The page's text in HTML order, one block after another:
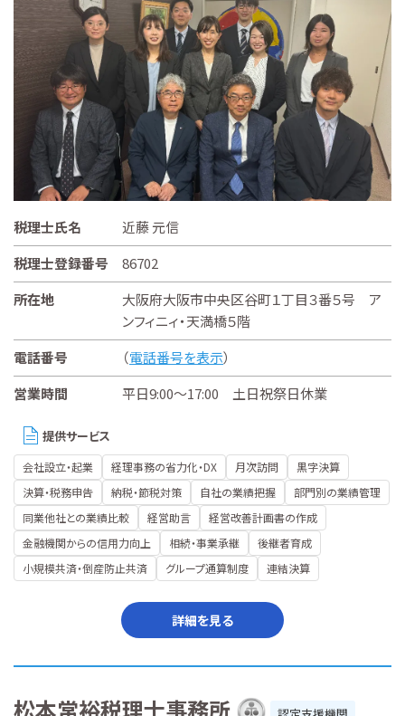
税理士氏名
近藤 元信
税理士登録番号
86702
所在地
大阪府大阪市中央区谷町１丁目３番５号 ア
ンフィニィ・天満橋５階
電話番号
（電話番号を表示）
営業時間
平日9:00～17:00 土日祝祭日休業
提供サービス
会社設立・起業 経理事務の省力化・DX 月次訪問
黒字決算
決算・税務申告
納税・節税対策 自社の業績把握
部門別の業績管理
同業他社との業績比較
経営助言
経営改善計画書の作成
金融機関からの信用力向上
相続・事業承継
後継者育成
小規模共済・倒産防止共済
グループ通算制度 連結決算
詳細を見る
松本常裕税理士事務所